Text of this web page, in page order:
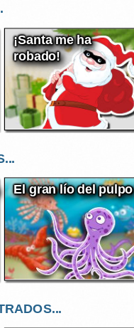
¡Santa me ha
robado!
El gran lío del pulpo